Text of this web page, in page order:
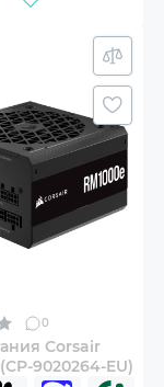
0
Corsair
9020264-EU)